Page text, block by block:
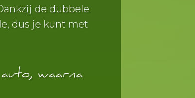
de dubbele
dus je kunt met
waarna